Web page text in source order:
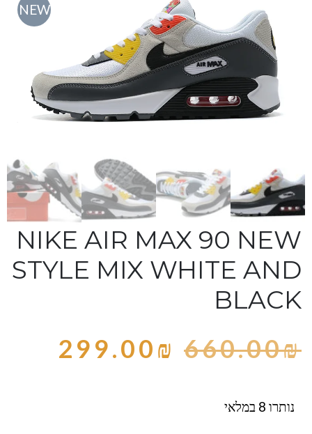
NEW
NIKE AIR MAX 90 NEW
STYLE MIX WHITE AND
BLACK
660.00₪
299.00₪
נותרו 8 במלאי